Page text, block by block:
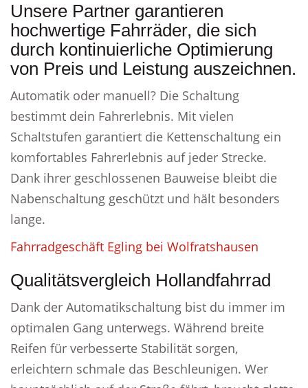
Unsere Partner garantieren
hochwertige Fahrräder, die sich
durch kontinuierliche Optimierung
von Preis und Leistung auszeichnen.
Automatik oder manuell? Die Schaltung
bestimmt dein Fahrerlebnis. Mit vielen
Schaltstufen garantiert die Kettenschaltung ein
komfortables Fahrerlebnis auf jeder Strecke.
Dank ihrer geschlossenen Bauweise bleibt die
Nabenschaltung geschützt und hält besonders
lange.
Fahrradgeschäft Egling bei Wolfratshausen
Qualitätsvergleich Hollandfahrrad
Dank der Automatikschaltung bist du immer im
optimalen Gang unterwegs. Während breite
Reifen für verbesserte Stabilität sorgen,
erleichtern schmale das Beschleunigen. Wer